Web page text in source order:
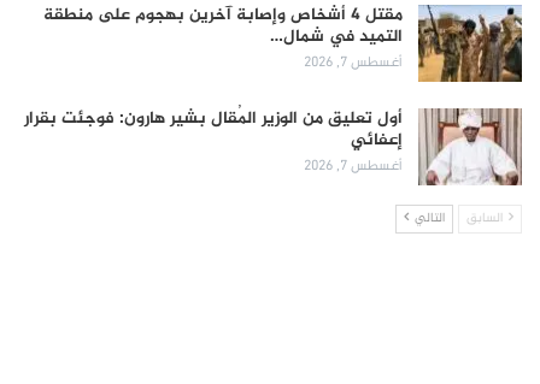
مقتل 4 أشخاص وإصابة آخرين بهجوم على منطقة
التميد في شمال…
أغسطس 7, 2026
أول تعليق من الوزير المُقال بشير هارون: فوجئت بقرار
إعفائي
أغسطس 7, 2026
السابق التالي